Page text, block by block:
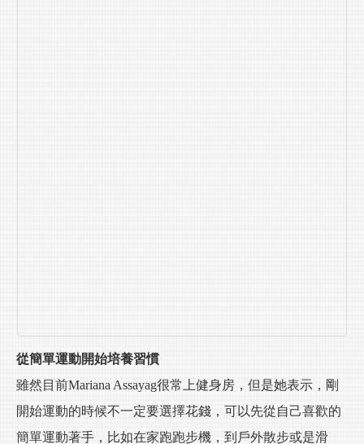
從簡單運動開始培養習慣
雖然目前Mariana Assayag很常上健身房，但是她表示，剛
開始運動的時候不一定要選擇花錢，可以先從自己喜歡的
簡單運動著手，比如在家跑跑步機，到戶外散步或是滑